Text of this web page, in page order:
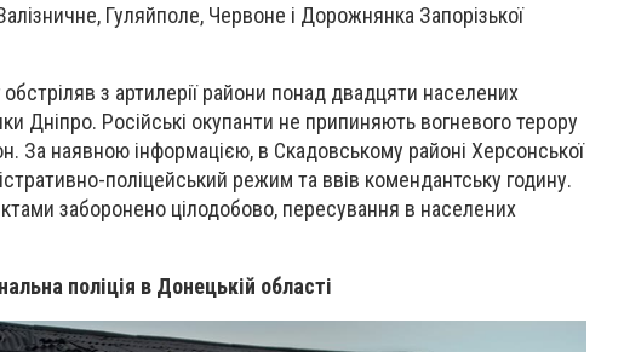
Гуляйполе, Червоне і Дорожнянка Запорізької
з артилерії райони понад двадцяти населених
Дніпро. Російські окупанти не припиняють вогневого терору
За наявною інформацією, в Скадовському районі Херсонської
поліцейський режим та ввів комендантську годину.
заборонено цілодобово, пересування в населених
поліція в Донецькій області